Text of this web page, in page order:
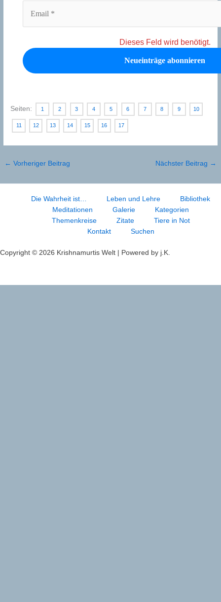
Dieses Feld wird benötigt.
Seiten: 1 2 3 4 5 6 7 8 9 10
11 12 13 14 15 16 17
← Vorheriger Beitrag Nächster Beitrag →
Die Wahrheit ist… Leben und Lehre
Bibliothek
Meditationen
Galerie
Kategorien
Themenkreise
Zitate
Tiere in Not
Kontakt
Suchen
Copyright © 2026 Krishnamurtis Welt | Powered by j.K.